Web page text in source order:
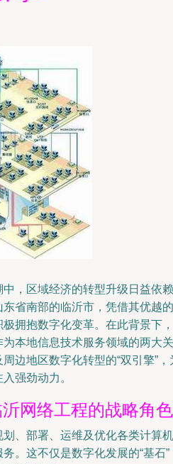
，区域经济的转型升级日益依赖
省南部的临沂市，凭借其优越的
拥抱数字化变革。在此背景下，
为本地信息技术服务领域的两大关
边地区数字化转型的“双引擎”，
强劲动力。
网络工程的战略角色
、部署、运维及优化各类计算机
。这不仅是数字化发展的“基石”